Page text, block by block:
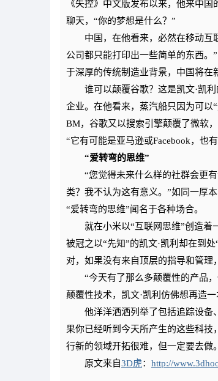
《失控》中文版发布以来，他来中
聊天，“你的梦想是什么？”
中国，在他看来，必然在移动互
公司都只能打印出一些简单的东西。
于深厚的传统制造业背景，中国将在
谁可以颠覆谷歌？这是凯文·凯利
企业。在他看来，蒸汽船只因为可以
BM，谷歌又以搜索引擎颠覆了微软
“它有可能是亚马逊或Facebook，也
“爱转弯的思维”
“您觉得未来什么样的社群会更有
类？我不认为这有意义。”如同一厚
“爱转弯的思维”闻名于各种场合。
就在小米以“互联网思维”创造着一
被冠之以“先知”的凯文·凯利却在到
对，如果没有来自顶层的指导和管理
“今天有了那么多颠覆性的产品，
颠覆性技术，凯文·凯利仿佛想再造一
他洋洋洒洒列举了包括追踪设备、
果你已经听到今天所产生的这些科
行新的领域开拓很难，但一定要去做
原文来自3D虎： http://